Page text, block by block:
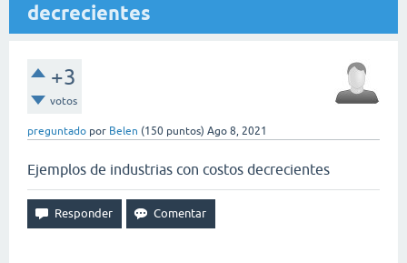
decrecientes
+3
votos
preguntado por Belen (150 puntos) Ago 8, 2021
Ejemplos de industrias con costos decrecientes